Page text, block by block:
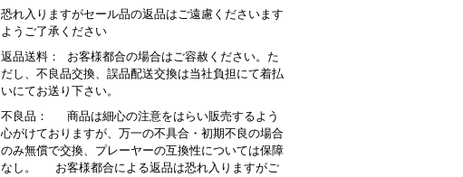
恐れ入りますがセール品の返品はご遠慮くださいます
ようご了承ください
返品送料： お客様都合の場合はご容赦ください。た
だし、不良品交換、誤品配送交換は当社負担にて着払
いにてお送り下さい。
不良品： 商品は細心の注意をはらい販売するよう
心がけておりますが、万一の不具合・初期不良の場合
のみ無償で交換、プレーヤーの互換性については保障
なし。 お客様都合による返品は恐れ入りますがご